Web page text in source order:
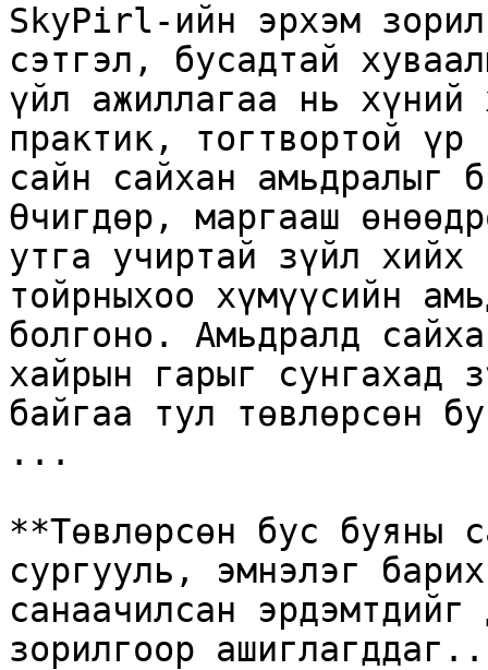
SkyPirl-ийн эрхэм
сэтгэл, бусадтай
үйл ажиллагаа нь хүний
практик, тогтвортой үр
сайн сайхан амьдралыг
Өчигдөр, маргааш
утга учиртай зүйл
тойрныхоо хүмүүсийн
болгоно. Амьдралд
хайрын гарыг сунгахад
байгаа тул төвлөрсөн
...
**Төвлөрсөн бус буяны
сургууль, эмнэлэг
санаачилсан
зорилгоор ашиглагддаг..